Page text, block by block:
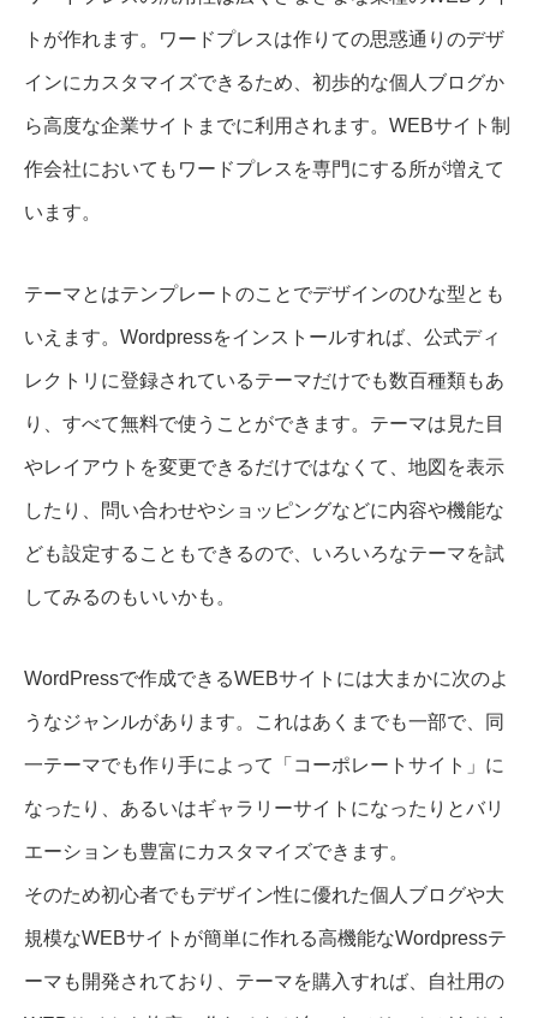
トが作れます。ワードプレスは作りての思惑通りのデザ
インにカスタマイズできるため、初歩的な個人ブログか
ら高度な企業サイトまでに利用されます。WEBサイト制
作会社においてもワードプレスを専門にする所が増えて
います。
テーマとはテンプレートのことでデザインのひな型とも
いえます。Wordpressをインストールすれば、公式ディ
レクトリに登録されているテーマだけでも数百種類もあ
り、すべて無料で使うことができます。テーマは見た目
やレイアウトを変更できるだけではなくて、地図を表示
したり、問い合わせやショッピングなどに内容や機能な
ども設定することもできるので、いろいろなテーマを試
してみるのもいいかも。
WordPressで作成できるWEBサイトには大まかに次のよ
うなジャンルがあります。これはあくまでも一部で、同
一テーマでも作り手によって「コーポレートサイト」に
なったり、あるいはギャラリーサイトになったりとバリ
エーションも豊富にカスタマイズできます。
そのため初心者でもデザイン性に優れた個人ブログや大
規模なWEBサイトが簡単に作れる高機能なWordpressテ
ーマも開発されており、テーマを購入すれば、自社用の